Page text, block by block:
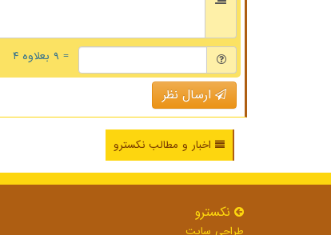
= ۹ بعلاوه ۴
ارسال نظر
اخبار و مطالب نکسترو
نكسترو
طراحی سایت